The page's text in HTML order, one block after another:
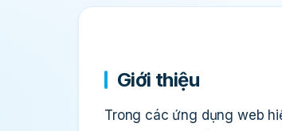
Giới thiệu
Trong các ứng dụng web